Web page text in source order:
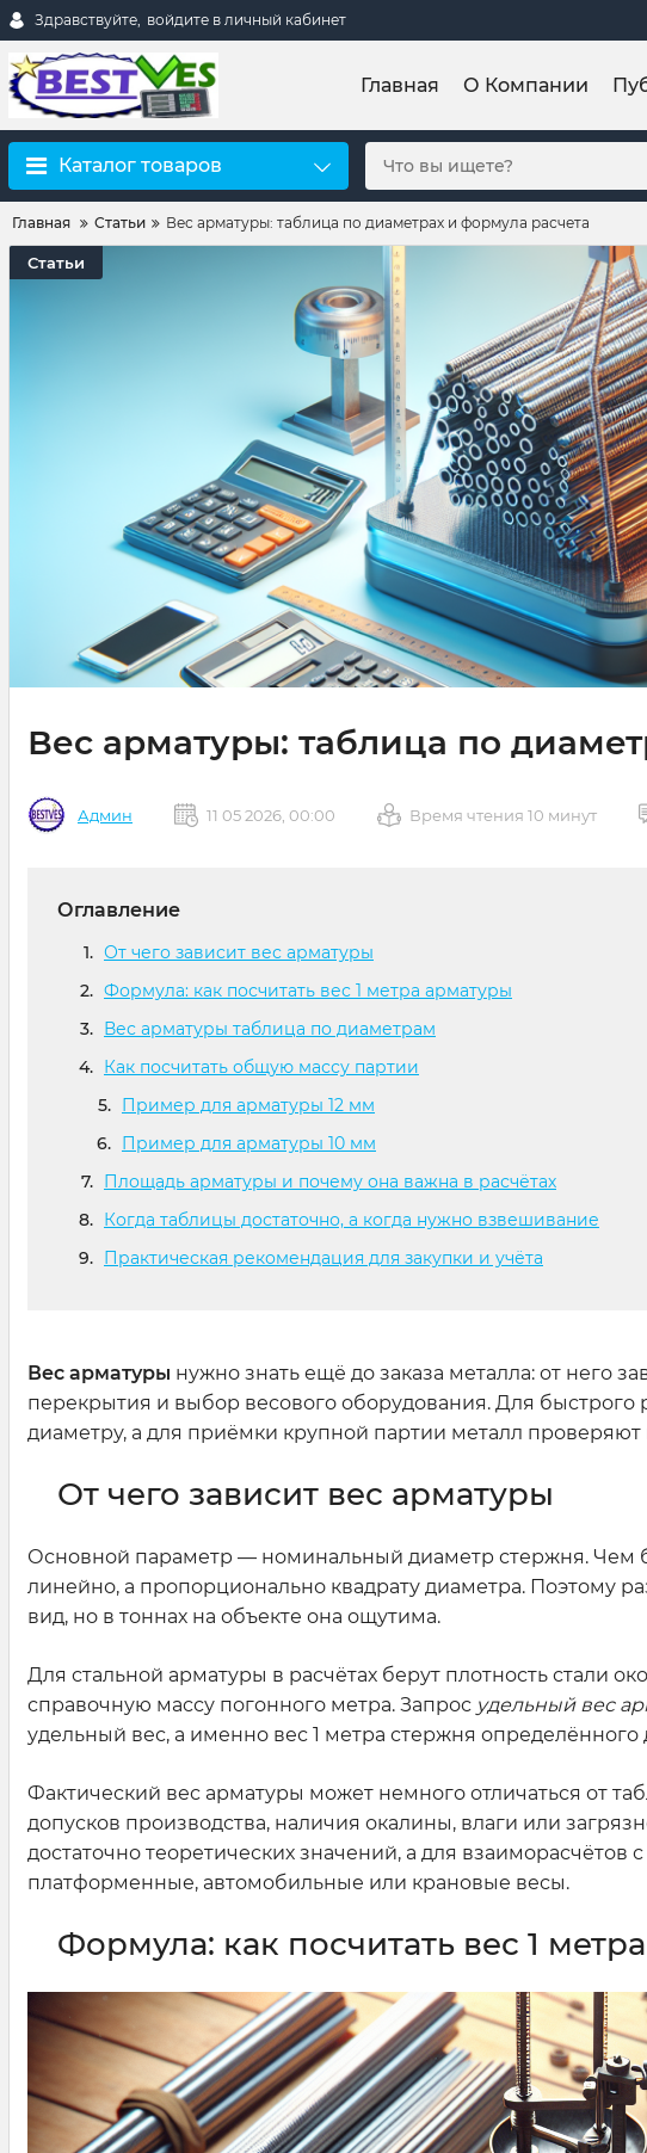
Здравствуйте, войдите в личный кабинет
Главная О Компании
Каталог товаров
Главная Статьи Вес арматуры: таблица по диаметрах и формула расчета
Статьи
Вес арматуры: таблица по
Админ 11 05 2026, 00:00 Время чтения 10 минут
Оглавление
От чего зависит вес арматуры
Формула: как посчитать вес 1 метра арматуры
Вес арматуры таблица по диаметрам
Как посчитать общую массу партии
Пример для арматуры 12 мм
Пример для арматуры 10 мм
Площадь арматуры и почему она важна в расчётах
Когда таблицы достаточно, а когда нужно взвешивание
Практическая рекомендация для закупки и учёта
Вес арматуры нужно знать ещё до заказа металла: от него
перекрытия и выбор весового оборудования. Для быстрого
диаметру, а для приёмки крупной партии металл
От чего зависит вес арматуры
Основной параметр — номинальный диаметр стержня. Чем
линейно, а пропорционально квадрату диаметра. Поэтому
вид, но в тоннах на объекте она ощутима.
Для стальной арматуры в расчётах берут плотность стали
справочную массу погонного метра. Запрос удельный вес
удельный вес, а именно вес 1 метра стержня определённого
Фактический вес арматуры может немного отличаться от
допусков производства, наличия окалины, влаги или
достаточно теоретических значений, а для
платформенные, автомобильные или крановые весы.
Формула: как посчитать вес 1